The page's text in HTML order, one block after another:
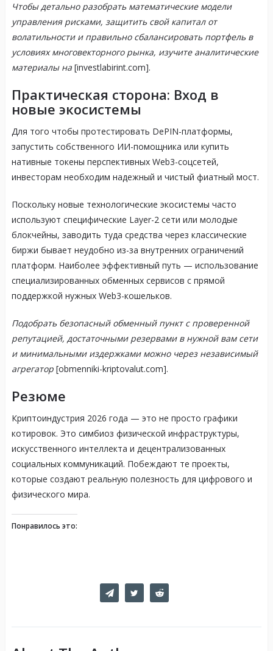
Чтобы детально разобрать математические модели
управления рисками, защитить свой капитал от
волатильности и правильно сбалансировать портфель в
условиях многовекторного рынка, изучите аналитические
материалы на[investlabirint.com].
Практическая сторона: Вход в
новые экосистемы
Для того чтобы протестировать DePIN-платформы,
запустить собственного ИИ-помощника или купить
нативные токены перспективных Web3-соцсетей,
инвесторам необходим надежный и чистый фиатный мост.
Поскольку новые технологические экосистемы часто
используют специфические Layer-2 сети или молодые
блокчейны, заводить туда средства через классические
биржи бывает неудобно из-за внутренних ограничений
платформ. Наиболее эффективный путь — использование
специализированных обменных сервисов с прямой
поддержкой нужных Web3-кошельков.
Подобрать безопасный обменный пункт с проверенной
репутацией, достаточными резервами в нужной вам сети
и минимальными издержками можно через независимый
агрегатор[obmenniki-kriptovalut.com].
Резюме
Криптоиндустрия 2026 года — это не просто графики
котировок. Это симбиоз физической инфраструктуры,
искусственного интеллекта и децентрализованных
социальных коммуникаций. Побеждают те проекты,
которые создают реальную полезность для цифрового и
физического мира.
Понравилось это: